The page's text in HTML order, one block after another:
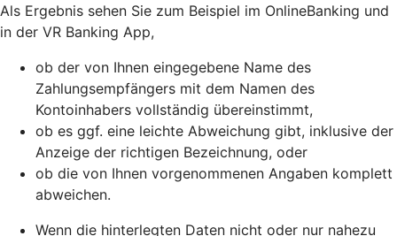
Als Ergebnis sehen Sie zum Beispiel im OnlineBanking und
in der VR Banking App,
ob der von Ihnen eingegebene Name des
Zahlungsempfängers mit dem Namen des
Kontoinhabers vollständig übereinstimmt,
ob es ggf. eine leichte Abweichung gibt, inklusive der
Anzeige der richtigen Bezeichnung, oder
ob die von Ihnen vorgenommenen Angaben komplett
abweichen.
Wenn die hinterlegten Daten nicht oder nur nahezu